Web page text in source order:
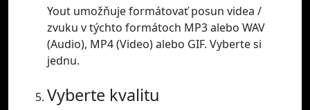
Yout umožňuje formátovať posun videa /
zvuku v týchto formátoch MP3 alebo WAV
(Audio), MP4 (Video) alebo GIF. Vyberte si
jednu.
Vyberte kvalitu